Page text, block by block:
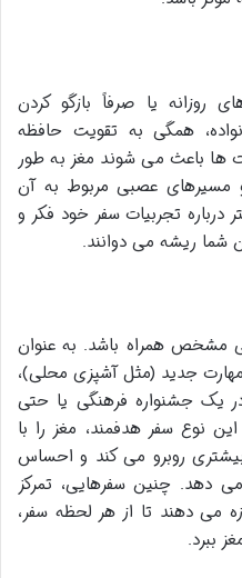
روزانه یا صرفاً بازگو کردن
همگی به تقویت حافظه
ها باعث می شوند مغز به طور
و مسیرهای عصبی مربوط به آن
تجربیات سفر خود فکر و
شما ریشه می دوانند.
مشخص همراه باشد. به عنوان
جدید (مثل آشپزی محلی)،
یک جشنواره فرهنگی یا حتی
این نوعسفر هدفمند، مغز را با
روبرو می کند و احساس
دهد. چنین سفرهایی، تمرکز
می دهند تا از هر لحظه سفر،
ببرد.